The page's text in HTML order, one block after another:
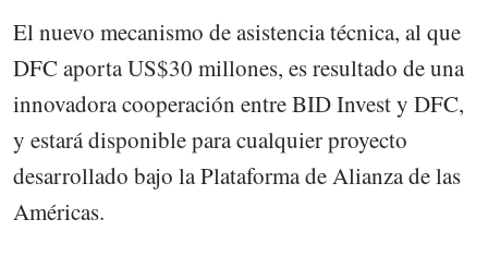
El nuevo mecanismo de asistencia técnica, al que
DFC aporta US$30 millones, es resultado de una
innovadora cooperación entre BID Invest y DFC,
y estará disponible para cualquier proyecto
desarrollado bajo la Plataforma de Alianza de las
Américas.